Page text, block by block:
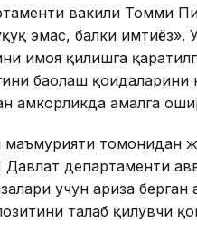
вакили Томми
эмас, балки
ҳимоя қилишга
баҳолаш
ҳамкорликда амалга
томонидан
департаменти
учун ариза
талаб қилувчи